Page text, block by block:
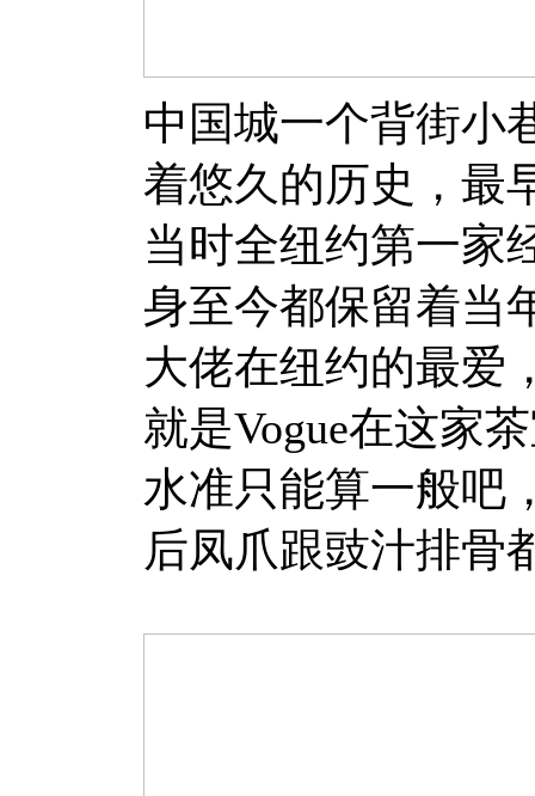
中国城一个背街小
着悠久的历史，最
当时全纽约第一家
身至今都保留着当
大佬在纽约的最爱
就是Vogue在这家
水准只能算一般吧
后凤爪跟豉汁排骨